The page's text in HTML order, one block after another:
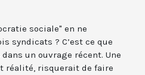
sociale" en ne
syndicats ? C’est ce que
un ouvrage récent. Une
réalité, risquerait de faire